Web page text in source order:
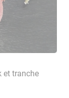
et tranche